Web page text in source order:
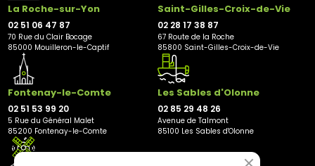
La Roche-sur-Yon
02 51 06 47 87
70 Rue du Clair Bocage
85000 Mouilleron-le-Captif
Saint-Gilles-Croix-de-Vie
02 28 17 38 87
67 Route de la Roche
85800 Saint-Gilles-Croix-de-Vie
Fontenay-le-Comte
02 51 53 99 20
5 Rue du Général Malet
85200 Fontenay-le-Comte
Les Sables d'Olonne
02 85 29 48 26
Avenue de Talmont
85100 Les Sables d'Olonne